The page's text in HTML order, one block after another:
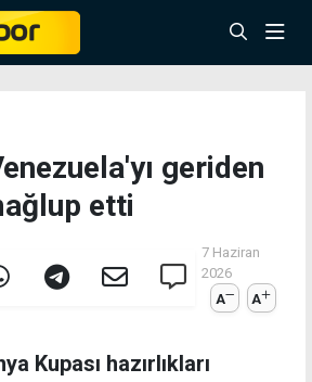
geriden
etti
7 Haziran
2026
A
A
Kupası hazırlıkları